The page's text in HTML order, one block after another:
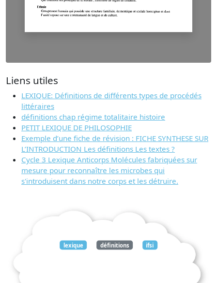
Liens utiles
LEXIQUE: Définitions de différents types de procédés
littéraires
définitions chap régime totalitaire histoire
PETIT LEXIQUE DE PHILOSOPHIE
Exemple d’une fiche de révision : FICHE SYNTHESE SUR
L’INTRODUCTION Les définitions Les textes ?
Cycle 3 Lexique Anticorps Molécules fabriquées sur
mesure pour reconnaître les microbes qui
s'introduisent dans notre corps et les détruire.
lexique définitions ifsi